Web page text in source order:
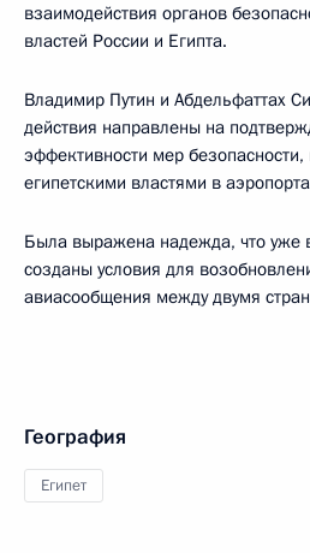
взаимодействия органов
властей России и Египта.
Владимир Путин и Абдельфаттах
действия направлены на
эффективности мер
египетскими властями в
Была выражена надежда, что уже
созданы условия для
авиасообщения между двумя
География
Египет